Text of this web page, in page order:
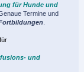
für Hunde und
Termine und
.
und